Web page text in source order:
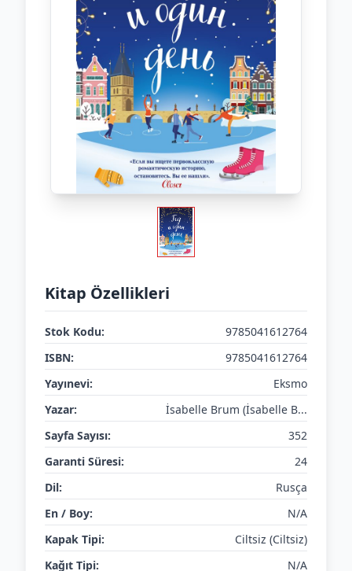
Kitap Özellikleri
Stok Kodu:
9785041612764
ISBN:
9785041612764
Yayınevi:
Eksmo
Yazar:
İsabelle Brum (İsabelle B...
Sayfa Sayısı:
352
Garanti Süresi:
24
Dil:
Rusça
En / Boy:
N/A
Kapak Tipi:
Ciltsiz (Ciltsiz)
Kağıt Tipi:
N/A